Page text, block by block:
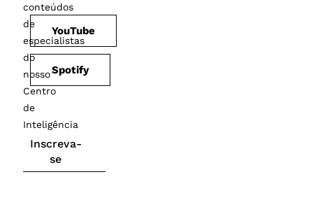
YouTube
Spotify
conteúdos
de
especialistas
do
nosso
Centro
de
Inteligência
Inscreva-
se